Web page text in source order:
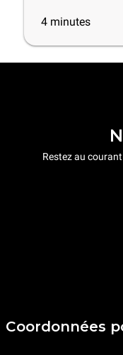
4 minutes
Restez au
Coordonnées